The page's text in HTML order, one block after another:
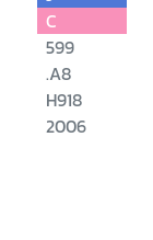
C
599
.A8
H918
2006